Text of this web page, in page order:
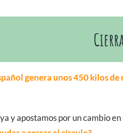
genera unos 450 kilos de
y apostamos por un cambio